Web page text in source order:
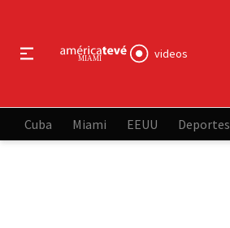
videos
Cuba Miami EEUU Deportes